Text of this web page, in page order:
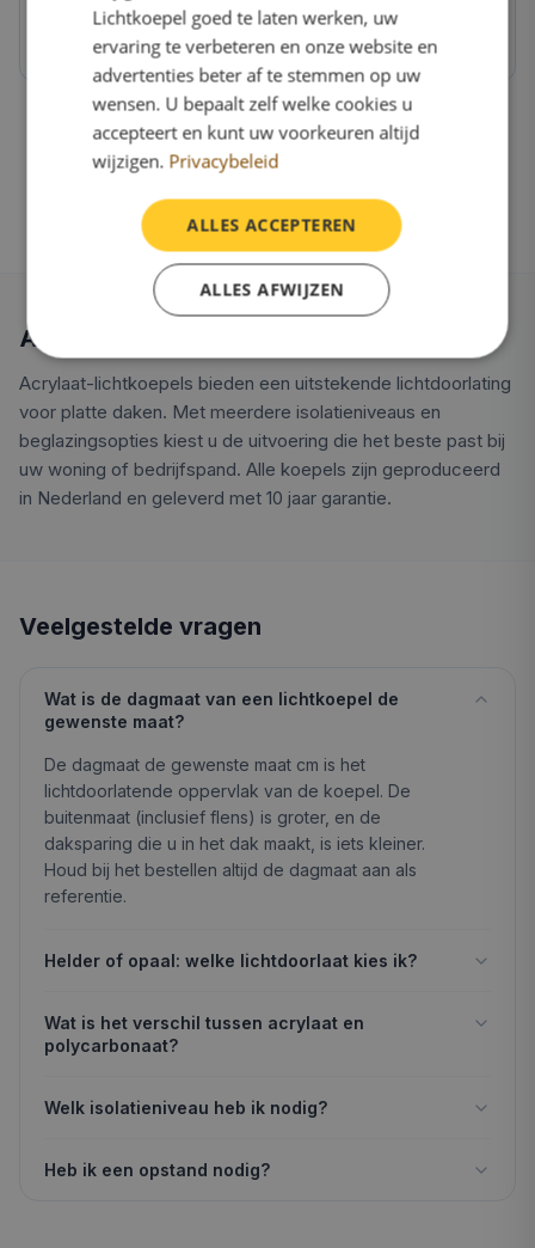
OnlineLichtkoepel.nl kwaliteit
Direct van de fabriek, 10 jaar garantie
Alles over acrylaat lichtkoepels
Acrylaat-lichtkoepels bieden een uitstekende lichtdoorlating
voor platte daken. Met meerdere isolatieniveaus en
beglazingsopties kiest u de uitvoering die het beste past bij
uw woning of bedrijfspand. Alle koepels zijn geproduceerd
in Nederland en geleverd met 10 jaar garantie.
Veelgestelde vragen
Wat is de dagmaat van een lichtkoepel de
gewenste maat?
De dagmaat de gewenste maat cm is het
lichtdoorlatende oppervlak van de koepel. De
buitenmaat (inclusief flens) is groter, en de
daksparing die u in het dak maakt, is iets kleiner.
Houd bij het bestellen altijd de dagmaat aan als
referentie.
Helder of opaal: welke lichtdoorlaat kies ik?
Wat is het verschil tussen acrylaat en
polycarbonaat?
Welk isolatieniveau heb ik nodig?
Heb ik een opstand nodig?
Lichtkoepel goed te laten werken, uw
ervaring te verbeteren en onze website en
advertenties beter af te stemmen op uw
wensen. U bepaalt zelf welke cookies u
accepteert en kunt uw voorkeuren altijd
wijzigen. Privacybeleid
ALLES ACCEPTEREN
ALLES AFWIJZEN